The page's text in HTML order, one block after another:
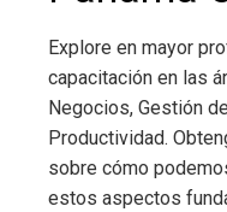
Explore en mayor
capacitación en las
Negocios, Gestión
Productividad.
sobre cómo
estos aspectos